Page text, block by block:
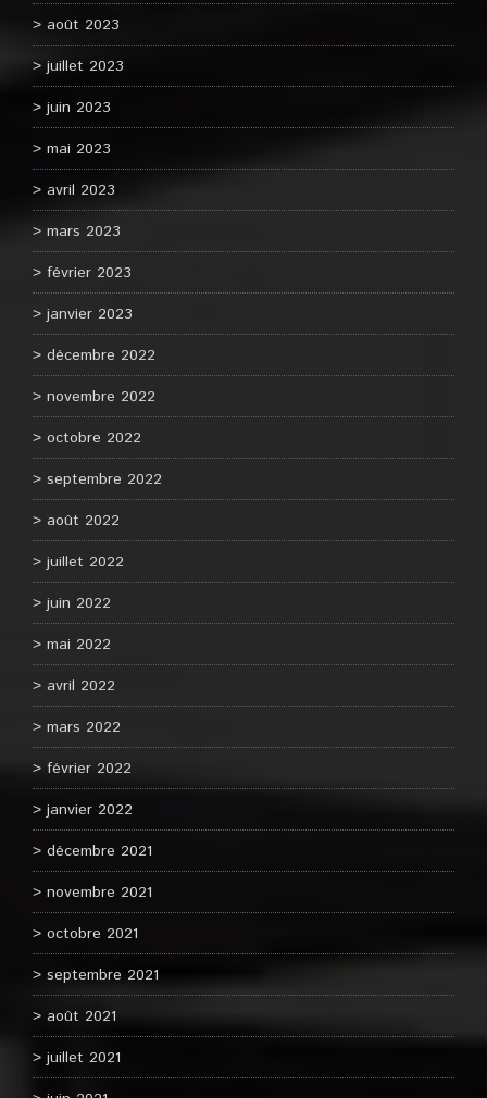
août 2023
juillet 2023
juin 2023
mai 2023
avril 2023
mars 2023
février 2023
janvier 2023
décembre 2022
novembre 2022
octobre 2022
septembre 2022
août 2022
juillet 2022
juin 2022
mai 2022
avril 2022
mars 2022
février 2022
janvier 2022
décembre 2021
novembre 2021
octobre 2021
septembre 2021
août 2021
juillet 2021